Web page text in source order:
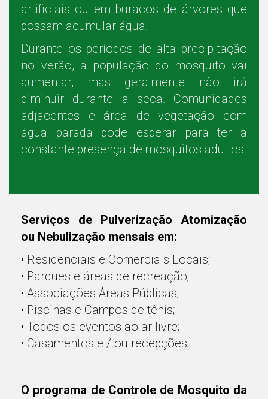
artificiais ou em buracos de árvores que
possam acumular água.
Durante os períodos de alta precipitação
no verão, a população do mosquito vai
aumentar, mas geralmente não irá
diminuir durante a seca. Comunidades
adjacentes e área de vegetação com
água parada pode esperar para ter a
constante presença de mosquitos adultos.
Serviços de Pulverização Atomização
ou Nebulização mensais em:
• Residenciais e Comerciais Locais;
• Parques e áreas de recreação;
• Associações Áreas Públicas;
• Piscinas e Campos de tênis;
• Todos os eventos ao ar livre;
• Casamentos e / ou recepções.
O programa de Controle de Mosquito da